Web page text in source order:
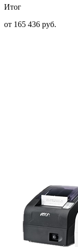
Итог
от 165 436 руб.